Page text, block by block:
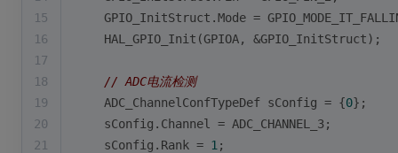
15
GPIO_InitStruct.Mode =
16
    HAL_GPIO_Init(GPIOA, &GPIO_InitStruct);
17
18
// ADC电流检测
19
    ADC_ChannelConfTypeDef sConfig = {
0};
20
    sConfig.Channel = ADC_CHANNEL_3;
21
    sConfig.Rank =
1 ;